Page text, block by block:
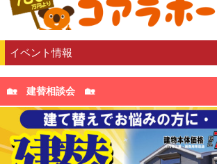
イベント情報
🏡 建替相談会 🏡